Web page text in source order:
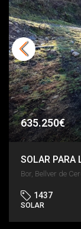
635.250€
SOLAR PARA
1437
SOLAR